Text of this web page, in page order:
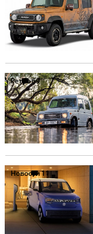
Ретро69
Новости11